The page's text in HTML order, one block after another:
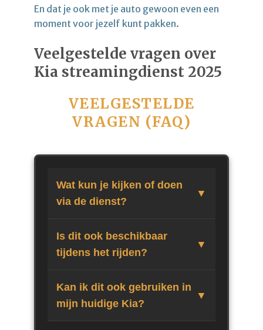
En dat je ook met je auto gewoon even een
moment voor jezelf kunt pakken.
Veelgestelde vragen over
Kia streamingdienst 2025
VEELGESTELDE
VRAGEN (FAQ)
Wat kun je kijken of doen
via de dienst?
Is dit ook beschikbaar
tijdens het rijden?
Kan ik dit ook gebruiken in
mijn huidige Kia?